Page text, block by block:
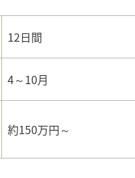
12日間
4～10月
約150万円～